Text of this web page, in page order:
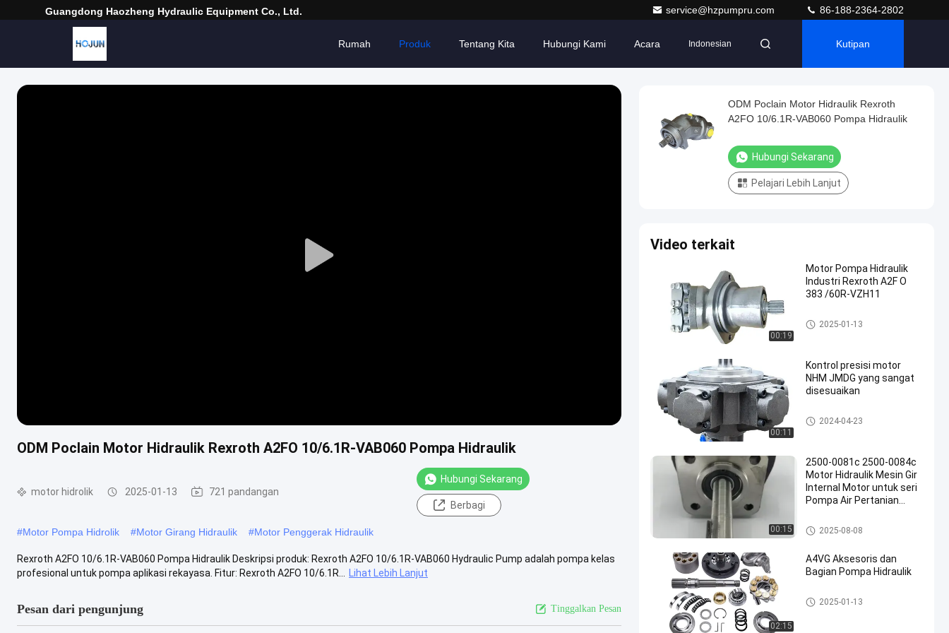
Guangdong Haozheng Hydraulic Equipment Co., Ltd. service@hzpumpru.com 86-188-2364-2802
Rumah Produk Tentang Kita Hubungi Kami Acara Indonesian Kutipan
Play
ODM Poclain Motor Hidraulik Rexroth A2FO 10/6.1R-VAB060 Pompa Hidraulik
motor hidrolik 2025-01-13 721 pandangan
Hubungi Sekarang
Berbagi
#Motor Pompa Hidrolik #Motor Girang Hidraulik #Motor Penggerak Hidraulik
Rexroth A2FO 10/6.1R-VAB060 Pompa Hidraulik Deskripsi produk: Rexroth A2FO 10/6.1R-VAB060 Hydraulic Pump adalah pompa kelas
profesional untuk pompa aplikasi rekayasa. Fitur: Rexroth A2FO 10/6.1R...
Lihat Lebih Lanjut
Pesan dari pengunjung Tinggalkan Pesan
ODM Poclain Motor Hidraulik Rexroth
A2FO 10/6.1R-VAB060 Pompa Hidraulik
Hubungi Sekarang
Pelajari Lebih Lanjut
Video terkait
00:19
Motor Pompa Hidraulik
Industri Rexroth A2F O
383 /60R-VZH11
motor hidrolik
2025-01-13
00:11
Kontrol presisi motor
NHM JMDG yang sangat
disesuaikan
motor hidrolik
2024-04-23
00:15
2500-0081c 2500-0084c
Motor Hidraulik Mesin Gir
Internal Motor untuk seri
Pompa Air Pertanian
motor hidrolik
2025-08-08
02:15
A4VG Aksesoris dan
Bagian Pompa Hidraulik
motor hidrolik
2025-01-13